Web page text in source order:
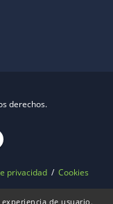
derechos.
privacidad / Cookies
de usuario.